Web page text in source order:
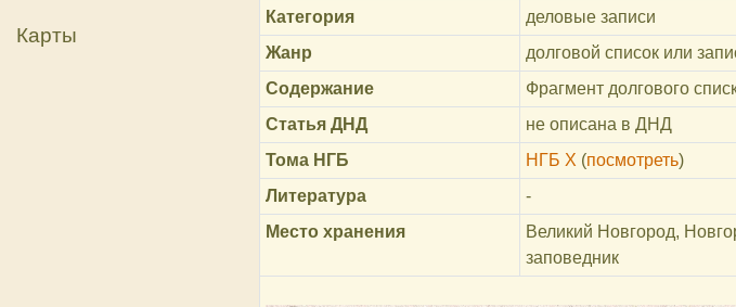
Карты
Категория
деловые записи
Жанр
долговой список или
Содержание
Фрагмент долгового
Статья ДНД
не описана в ДНД
Тома НГБ
НГБ X (посмотреть)
Литература
-
Место хранения
Великий Новгород,
заповедник